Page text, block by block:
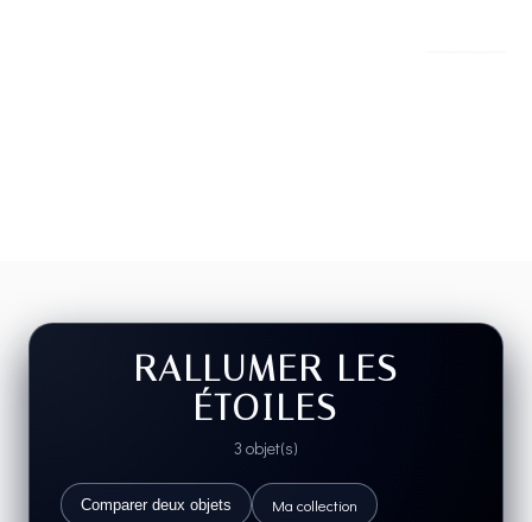
RALLUMER LES
ÉTOILES
3 objet(s)
Comparer deux objets Ma collection